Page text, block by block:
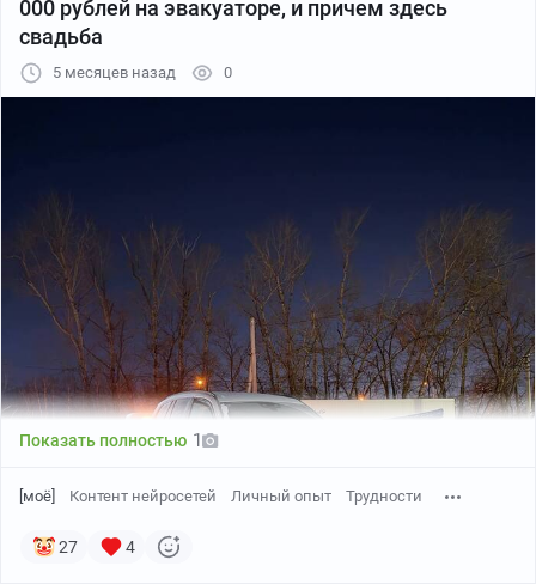
000 рублей на эвакуаторе, и причем здесь
свадьба
5 месяцев назад 0
Показать полностью 1
[моё] Контент нейросетей Личный опыт Трудности
27 4